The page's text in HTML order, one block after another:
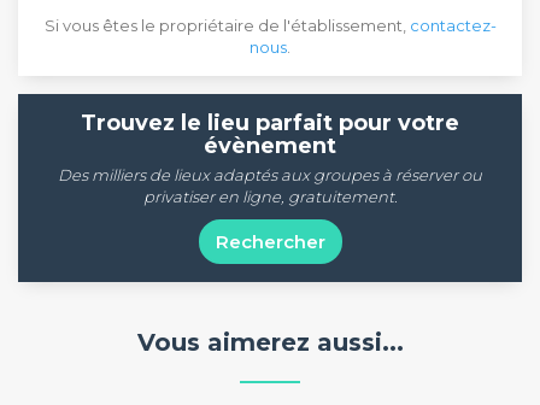
Si vous êtes le propriétaire de l'établissement, contactez-
nous
Trouvez le lieu parfait pour votre
évènement
Des milliers de lieux adaptés aux groupes à réserver ou
privatiser en ligne, gratuitement.
Rechercher
Vous aimerez aussi...